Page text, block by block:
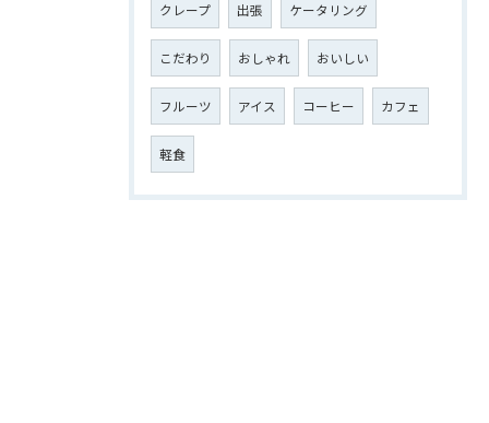
クレープ 出張 ケータリング
こだわり おしゃれ おいしい
フルーツ アイス コーヒー カフェ
軽食